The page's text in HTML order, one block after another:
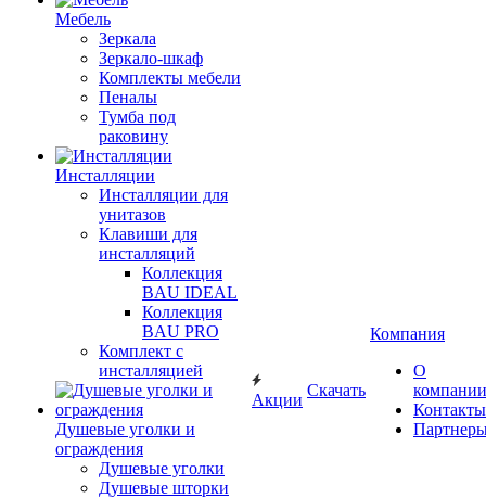
Мебель
Зеркала
Зеркало-шкаф
Комплекты мебели
Пеналы
Тумба под
раковину
Инсталляции
Инсталляции для
унитазов
Клавиши для
инсталляций
Коллекция
BAU IDEAL
Коллекция
BAU PRO
Комплект с
инсталляцией
Душевые уголки и
ограждения
Душевые уголки
Душевые шторки
Акции
Скачать
Компания
О
компании
Контакты